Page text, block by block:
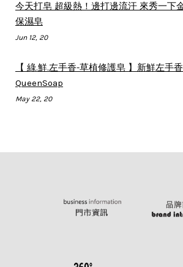
今天打皂 超級熱！邊打邊流汗 來秀一下
保濕皂
Jun 12, 20
【 綠.鮮.左手香-草植修護皂 】新鮮左手
QueenSoap
May 22, 20